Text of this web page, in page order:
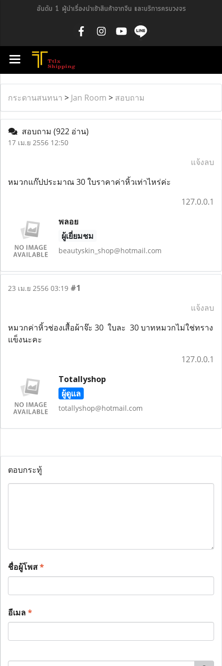
อันดับ 1 ผู้นำเรื่องนำเข้าสินค้าจากจีน และบริการครบวงจร
กระดานสนทนา > Jan Room > สอบถาม
สอบถาม (922 อ่าน)
17 เม.ย 2556 12:50
แจ้งลบ
หมวกแก๊ปประมาณ 30 ใบราคาค่าหิ้วเท่าไหร่ค่ะ
127.0.0.1
พลอย
ผู้เยี่ยมชม
beautyskin_shop@hotmail.com
23 เม.ย 2556 03:19 #1
แจ้งลบ
หมวกค่าหิ้วช่องเสื้อผ้าจ๊ะ 30 ใบละ 30 บาทหมวกไม่ใช่ทราง
แข็งนะคะ
127.0.0.1
Totallyshop
ผู้ดูแล
totallyshop@hotmail.com
ตอบกระทู้
ชื่อผู้โพส*
อีเมล*